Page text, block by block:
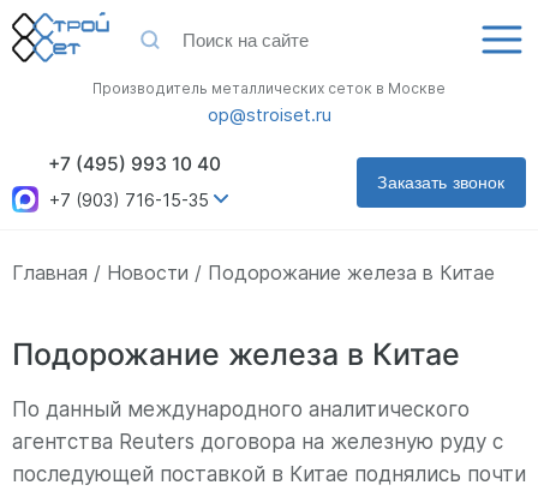
Заказать звонок
+7 (495) 993 10 40
+7 (903) 716-15-35
Производитель металлических сеток в Москве
op@stroiset.ru
Главная Новости Подорожание железа в Китае
Подорожание железа в Китае
По данный международного аналитического
агентства Reuters договора на железную руду с
последующей поставкой в Китае поднялись почти